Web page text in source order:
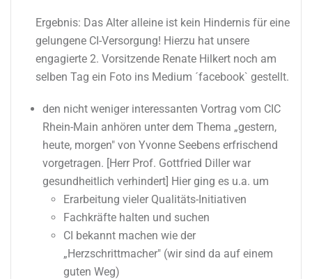
Ergebnis: Das Alter alleine ist kein Hindernis für eine
gelungene CI-Versorgung! Hierzu hat unsere
engagierte 2. Vorsitzende Renate Hilkert noch am
selben Tag ein Foto ins Medium ´facebook` gestellt.
den nicht weniger interessanten Vortrag vom CIC
Rhein-Main anhören unter dem Thema „gestern,
heute, morgen" von Yvonne Seebens erfrischend
vorgetragen. [Herr Prof. Gottfried Diller war
gesundheitlich verhindert] Hier ging es u.a. um
​Erarbeitung vieler Qualitäts-Initiativen
Fachkräfte halten und suchen
CI bekannt machen wie der
„Herzschrittmacher" (wir sind da auf einem
guten Weg)